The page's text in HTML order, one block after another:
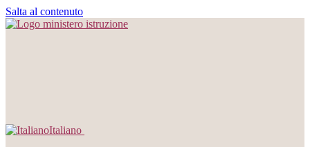
Salta al contenuto
Italiano